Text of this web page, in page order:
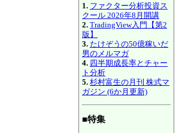
1. ファクター分析投資ス
クール 2026年8月開講
2. TradingView入門【第2
版】
3. たけぞうの50億稼いだ
男のメルマガ
4. 四半期成長率とチャー
ト分析
5. 杉村富生の月刊 株式マ
ガジン (6か月更新)
■特集